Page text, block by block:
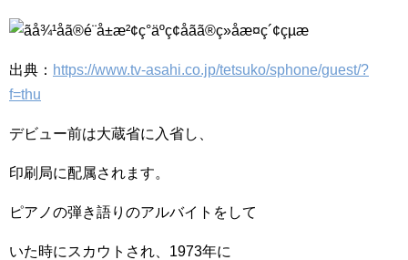
出典： https://www.tv-asahi.co.jp/tetsuko/sphone/guest/?
f=thu
デビュー前は大蔵省に入省し、
印刷局に配属されます。
ピアノの弾き語りのアルバイトをして
いた時にスカウトされ、1973年に